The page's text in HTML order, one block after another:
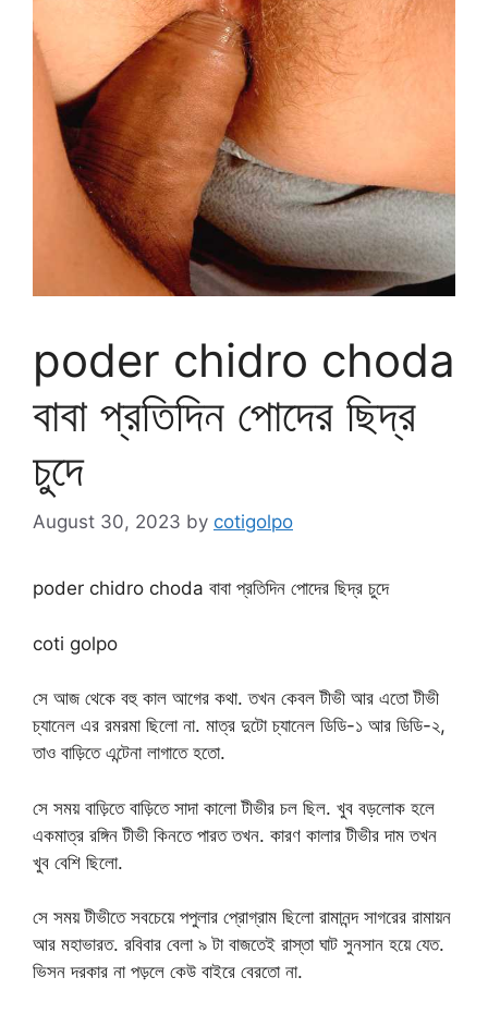
poder chidro choda
বাবা প্রতিদিন পোদের ছিদ্র
চুদে
August 30, 2023 by cotigolpo
poder chidro choda বাবা প্রতিদিন পোদের ছিদ্র চুদে
coti golpo
সে আজ থেকে বহু কাল আগের কথা. তখন কেবল টীভী আর এতো টীভী
চ্যানেল এর রমরমা ছিলো না. মাত্র দুটো চ্যানেল ডিডি-১ আর ডিডি-২,
তাও বাড়িতে এন্টেনা লাগাতে হতো.
সে সময় বাড়িতে বাড়িতে সাদা কালো টীভীর চল ছিল. খুব বড়লোক হলে
একমাত্র রঙ্গিন টীভী কিনতে পারত তখন. কারণ কালার টীভীর দাম তখন
খুব বেশি ছিলো.
সে সময় টীভীতে সবচেয়ে পপুলার প্রোগ্রাম ছিলো রামানন্দ সাগরের রামায়ন
আর মহাভারত. রবিবার বেলা ৯ টা বাজতেই রাস্তা ঘাট সুনসান হয়ে যেত.
ভিসন দরকার না পড়লে কেউ বাইরে বেরতো না.